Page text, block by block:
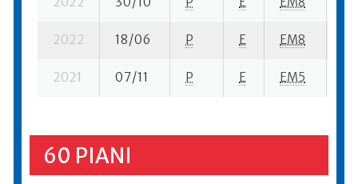
2022 18/06 P E EM8
2021 07/11 P E EM5
60 PIANI